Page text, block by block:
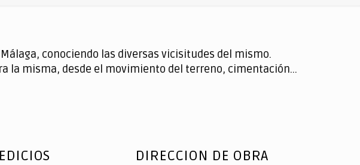
conociendo las diversas vicisitudes del mismo.
la misma, desde el movimiento del terreno, cimentación...
DIRECCION DE OBRA